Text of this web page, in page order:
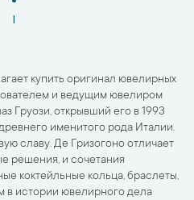
1
купить оригинал ювелирных
и ведущим ювелиром
Груози, открывший его в 1993
именитого рода Италии.
славу. Де Гризогоно отличает
решения, и сочетания
коктейльные кольца, браслеты,
в истории ювелирного дела